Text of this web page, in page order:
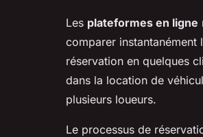
Les plateformes en ligne
comparer
réservation en quelques
dans la location de
plusieurs loueurs.
Le processus de